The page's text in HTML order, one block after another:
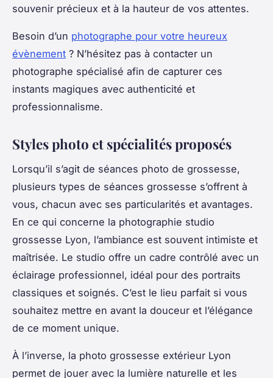
souvenir précieux et à la hauteur de vos attentes.
Besoin d’un photographe pour votre heureux
évènement ? N’hésitez pas à contacter un
photographe spécialisé afin de capturer ces
instants magiques avec authenticité et
professionnalisme.
Styles photo et spécialités proposés
Lorsqu’il s’agit de séances photo de grossesse,
plusieurs types de séances grossesse s’offrent à
vous, chacun avec ses particularités et avantages.
En ce qui concerne la photographie studio
grossesse Lyon, l’ambiance est souvent intimiste et
maîtrisée. Le studio offre un cadre contrôlé avec un
éclairage professionnel, idéal pour des portraits
classiques et soignés. C’est le lieu parfait si vous
souhaitez mettre en avant la douceur et l’élégance
de ce moment unique.
À l’inverse, la photo grossesse extérieur Lyon
permet de jouer avec la lumière naturelle et les